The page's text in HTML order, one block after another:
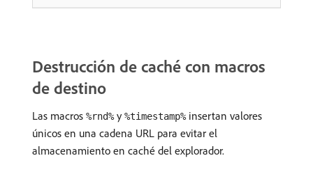
Destrucción de caché con macros
de destino
Las macros %rnd% y%timestamp% insertan valores
únicos en una cadena URL para evitar el
almacenamiento en caché del explorador.